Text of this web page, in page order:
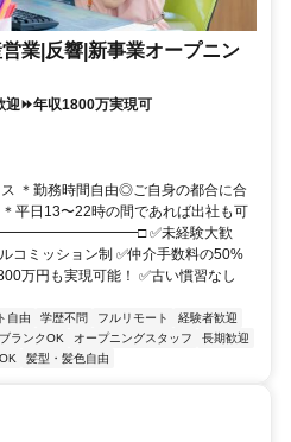
業|反響|新事業オープニン
迎⏩年収1800万実現可
＊勤務時間自由◎ご自身の都合に合
平日13〜22時の間であれば出社も可
✅未経験大歓
コミッション制 ✅仲介手数料の50%
万円も実現可能！ ✅古い慣習なし
自由 学歴不問 フルリモート
経験者歓迎
ブランクOK オープニングスタッフ
長期歓迎
髪型・髪色自由